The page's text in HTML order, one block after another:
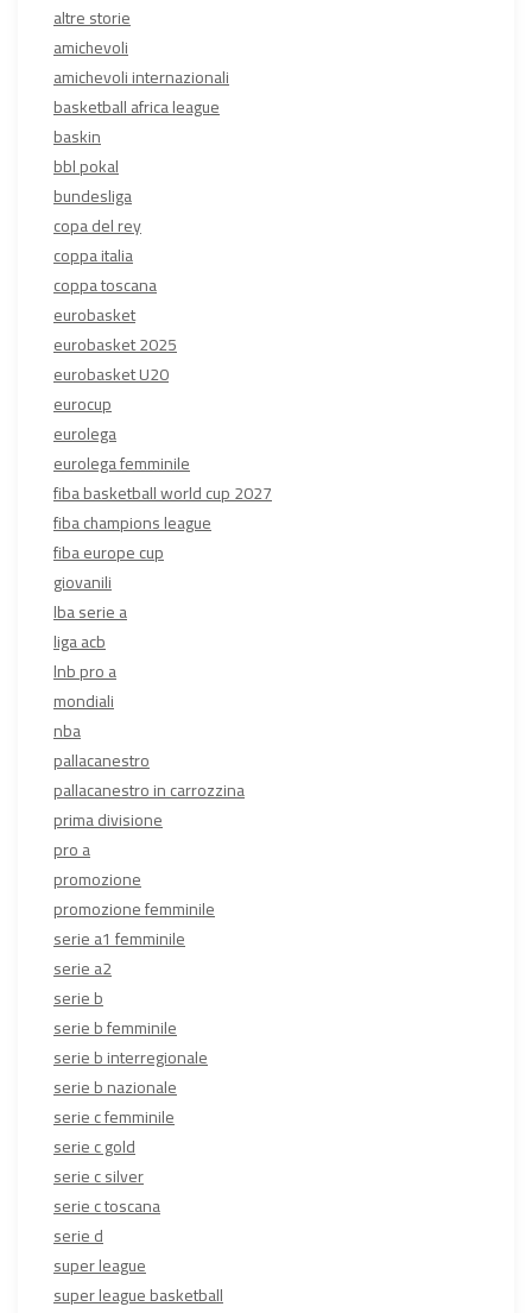
altre storie
amichevoli
amichevoli internazionali
basketball africa league
baskin
bbl pokal
bundesliga
copa del rey
coppa italia
coppa toscana
eurobasket
eurobasket 2025
eurobasket U20
eurocup
eurolega
eurolega femminile
fiba basketball world cup 2027
fiba champions league
fiba europe cup
giovanili
lba serie a
liga acb
lnb pro a
mondiali
nba
pallacanestro
pallacanestro in carrozzina
prima divisione
pro a
promozione
promozione femminile
serie a1 femminile
serie a2
serie b
serie b femminile
serie b interregionale
serie b nazionale
serie c femminile
serie c gold
serie c silver
serie c toscana
serie d
super league
super league basketball